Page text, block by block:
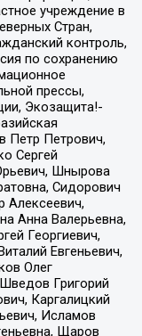
учреждение в
Стран,
контроль,
по сохранению
прессы,
Экозащита!-
Петр Петрович,
Сергей
Шнырова
Сидорович
Алексеевич,
Анна Валерьевна,
Георгиевич,
Евгеньевич,
Олег
Григорий
Каргалицкий
Исламов
Щаров